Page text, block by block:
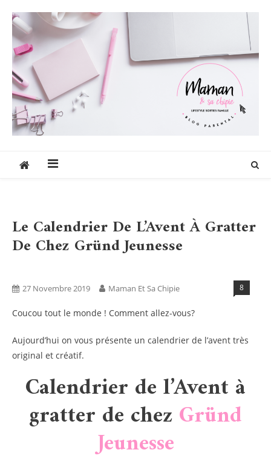
content
Le Calendrier De L’Avent À Gratter
De Chez Gründ Jeunesse
27 Novembre 2019 Maman Et Sa Chipie 8
Coucou tout le monde ! Comment allez-vous?
Aujourd’hui on vous présente un calendrier de l’avent très
original et créatif.
Calendrier de l’Avent à
gratter de chezGründ
Jeunesse